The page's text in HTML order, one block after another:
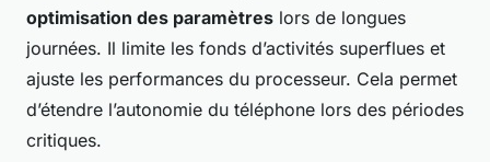
optimisation des paramètres lors de longues
journées. Il limite les fonds d’activités superflues et
ajuste les performances du processeur. Cela permet
d’étendre l’autonomie du téléphone lors des périodes
critiques.